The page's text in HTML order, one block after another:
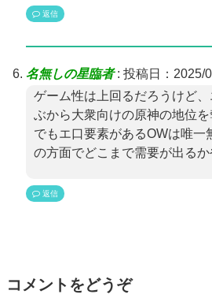
返信
名無しの星臨者: 投稿日：2025/
ゲーム性は上回るだろうけど
ぶから大衆向けの原神の地位
でもエ口要素があるOWは唯一
の方面でどこまで需要が出るか
返信
コメントをどうぞ